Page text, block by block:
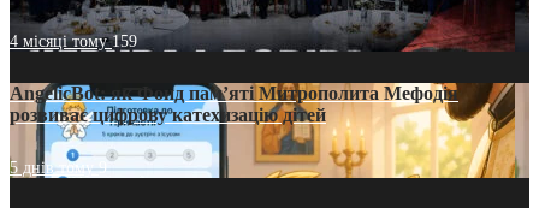
4 місяці тому159
AngelicBot: як Фонд пам’яті Митрополита Мефодія
розвиває цифрову катехизацію дітей
5 днів тому9